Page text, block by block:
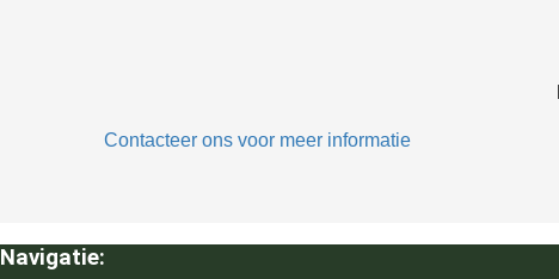
Contacteer ons voor meer informatie
Navigatie: